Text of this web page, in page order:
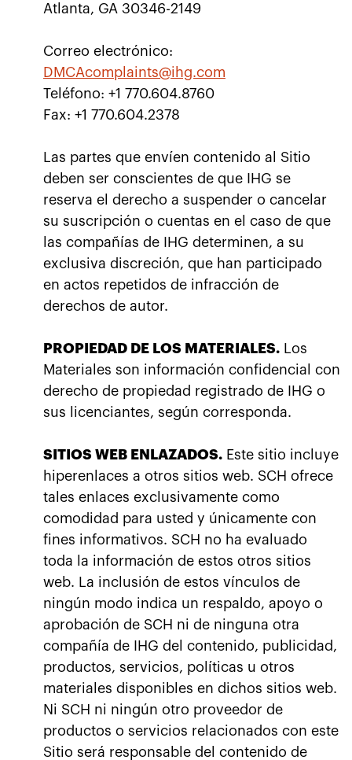
Atlanta, GA 30346-2149
Correo electrónico:
DMCAcomplaints@ihg.com
Teléfono: +1 770.604.8760
Fax: +1 770.604.2378
Las partes que envíen contenido al Sitio
deben ser conscientes de que IHG se
reserva el derecho a suspender o cancelar
su suscripción o cuentas en el caso de que
las compañías de IHG determinen, a su
exclusiva discreción, que han participado
en actos repetidos de infracción de
derechos de autor.
PROPIEDAD DE LOS MATERIALES. Los
Materiales son información confidencial con
derecho de propiedad registrado de IHG o
sus licenciantes, según corresponda.
SITIOS WEB ENLAZADOS. Este sitio incluye
hiperenlaces a otros sitios web. SCH ofrece
tales enlaces exclusivamente como
comodidad para usted y únicamente con
fines informativos. SCH no ha evaluado
toda la información de estos otros sitios
web. La inclusión de estos vínculos de
ningún modo indica un respaldo, apoyo o
aprobación de SCH ni de ninguna otra
compañía de IHG del contenido, publicidad,
productos, servicios, políticas u otros
materiales disponibles en dichos sitios web.
Ni SCH ni ningún otro proveedor de
productos o servicios relacionados con este
Sitio será responsable del contenido de